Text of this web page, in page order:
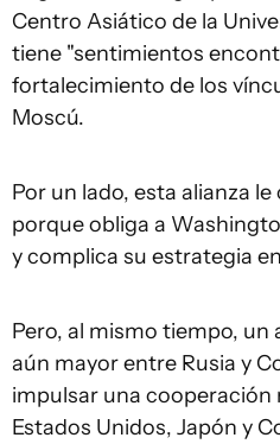
Centro Asiático de la
tiene "sentimientos
fortalecimiento de los
Moscú.
Por un lado, esta alianza
porque obliga a
y complica su estrategia
Pero, al mismo tiempo,
aún mayor entre Rusia y
impulsar una cooperación
Estados Unidos, Japón y